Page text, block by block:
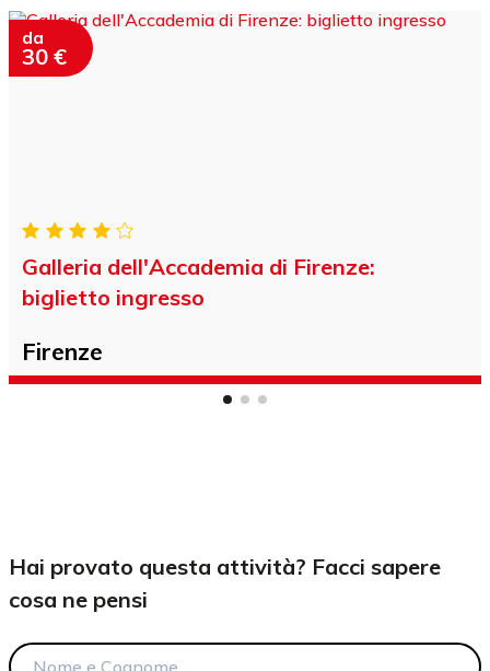
da
30 €
Galleria dell'Accademia di Firenze:
biglietto ingresso
Firenze
Hai provato questa attività? Facci sapere
cosa ne pensi